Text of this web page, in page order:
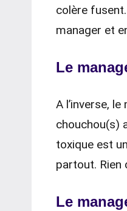
colère
manager et
Le
A l’inverse,
chouchou(s)
toxique est
partout. Rien
Le